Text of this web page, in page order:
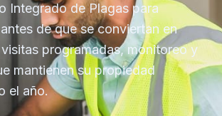
Integrado de Plagas para
de que se conviertan en
programadas, monitoreo y
mantienen su propiedad
el año.